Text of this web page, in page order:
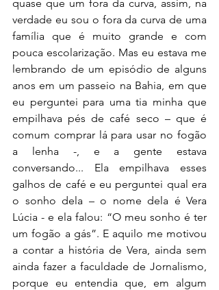
quase que um fora da curva, assim, na
verdade eu sou o fora da curva de uma
família que é muito grande e com
pouca escolarização. Mas eu estava me
lembrando de um episódio de alguns
anos em um passeio na Bahia, em que
eu perguntei para uma tia minha que
empilhava pés de café seco – que é
comum comprar lá para usar no fogão
a lenha -, e a gente estava
conversando... Ela empilhava esses
galhos de café e eu perguntei qual era
o sonho dela – o nome dela é Vera
Lúcia - e ela falou: “O meu sonho é ter
um fogão a gás”. E aquilo me motivou
a contar a história de Vera, ainda sem
ainda fazer a faculdade de Jornalismo,
porque eu entendia que, em algum